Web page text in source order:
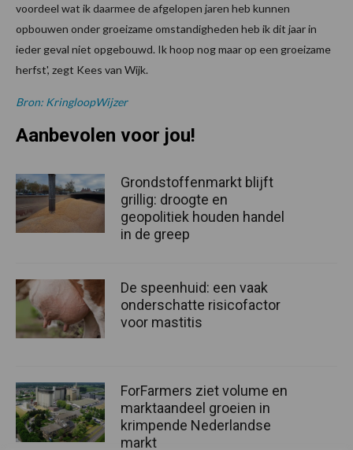
voordeel wat ik daarmee de afgelopen jaren heb kunnen
opbouwen onder groeizame omstandigheden heb ik dit jaar in
ieder geval niet opgebouwd. Ik hoop nog maar op een groeizame
herfst', zegt Kees van Wijk.
Bron: KringloopWijzer
Aanbevolen voor jou!
Grondstoffenmarkt blijft
grillig: droogte en
geopolitiek houden handel
in de greep
De speenhuid: een vaak
onderschatte risicofactor
voor mastitis
ForFarmers ziet volume en
marktaandeel groeien in
krimpende Nederlandse
markt